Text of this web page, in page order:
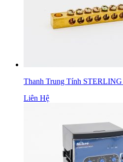
Thanh Trung Tính
Liên Hệ